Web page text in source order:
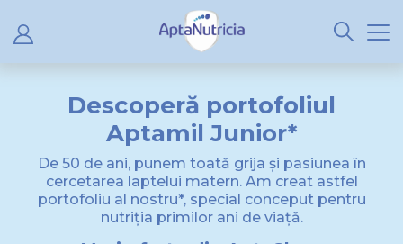
Descoperă portofoliul
Aptamil Junior*
De 50 de ani, punem toată grija și pasiunea în
cercetarea laptelui matern. Am creat astfel
portofoliu al nostru*, special conceput pentru
nutriția primilor ani de viață.